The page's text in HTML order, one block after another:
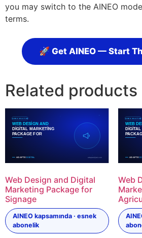
you may switch to the AINEO
terms.
🚀 Get AINEO — Start
Related products
Web Design and Digital
Marketing Package for
Signage
AINEO kapsamında · esnek
abonelik
Web